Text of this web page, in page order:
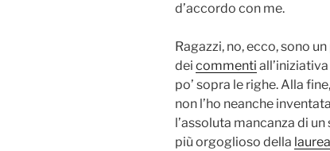
d’accordo con me.
Ragazzi, no, ecco, sono
dei commenti
po’ sopra le righe. Alla
non l’ho neanche
l’assoluta mancanza di
più orgoglioso della